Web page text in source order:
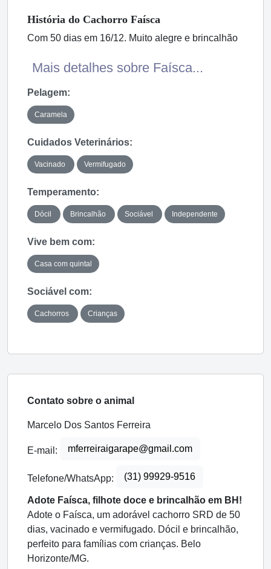
História do Cachorro Faísca
Com 50 dias em 16/12. Muito alegre e brincalhão
Mais detalhes sobre Faísca...
Pelagem:
Caramela
Cuidados Veterinários:
Vacinado Vermifugado
Temperamento:
Dócil Brincalhão Sociável Independente
Vive bem com:
Casa com quintal
Sociável com:
Cachorros Crianças
Contato sobre o animal
Marcelo Dos Santos Ferreira
E-mail: mferreiraigarape@gmail.com
Telefone/WhatsApp: (31) 99929-9516
Adote Faísca, filhote doce e brincalhão em BH!
Adote o Faísca, um adorável cachorro SRD de 50
dias, vacinado e vermifugado. Dócil e brincalhão,
perfeito para famílias com crianças. Belo
Horizonte/MG.